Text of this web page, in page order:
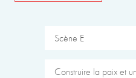
Scène E
Construire la paix et